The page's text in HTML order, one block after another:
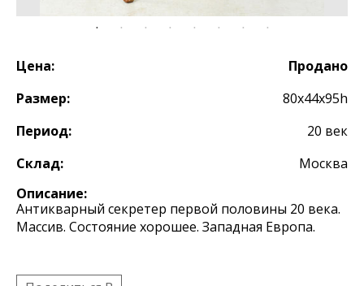
Цена:
Продано
Размер:
80х44х95h
Период:
20 век
Склад:
Москва
Описание:
Антикварный секретер первой половины 20 века.
Массив. Состояние хорошее. Западная Европа.